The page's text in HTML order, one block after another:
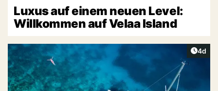
Luxus auf einem neuen Level:
Willkommen auf Velaa Island
4d